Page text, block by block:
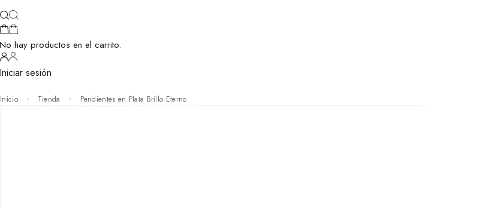
hay productos en el carrito.
sesión
Inicio Tienda Pendientes en Plata Brillo Eterno